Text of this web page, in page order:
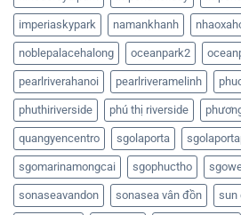
imperiaskypark namankhanh
noblepalacehalong oceanpark2
pearlriverahanoi pearlriveramelinh
phuthiriverside phú thị riverside
quangyencentro sgolaporta
sgomarinamongcai sgophuctho
sonaseavandon sonasea vân đồn sun